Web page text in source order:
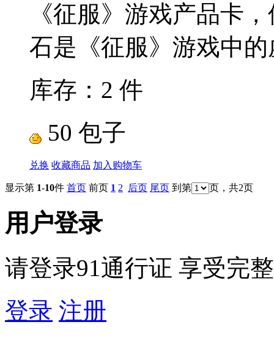
《征服》游戏产品卡
石是《征服》游戏中
库存：2 件
50 包子
兑换 收藏商品 加入购物车
显示第 1-10件 首页 前页 1 2 后页 尾页 到第 页，共2页
用户登录
请登录91通行证 享受完
登录 注册